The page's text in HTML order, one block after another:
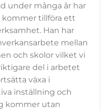
under många år har
tillföra ett
Han har
mellan
och skolor vilket vi
del i arbetet
växa i
inställning och
kommer utan